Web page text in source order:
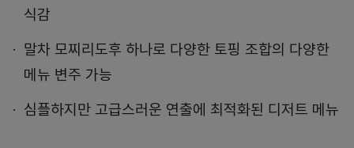
식감
말차 모찌리도후 하나로 다양한 토핑 조합의 다양한
메뉴 변주 가능
심플하지만 고급스러운 연출에 최적화된 디저트 메뉴